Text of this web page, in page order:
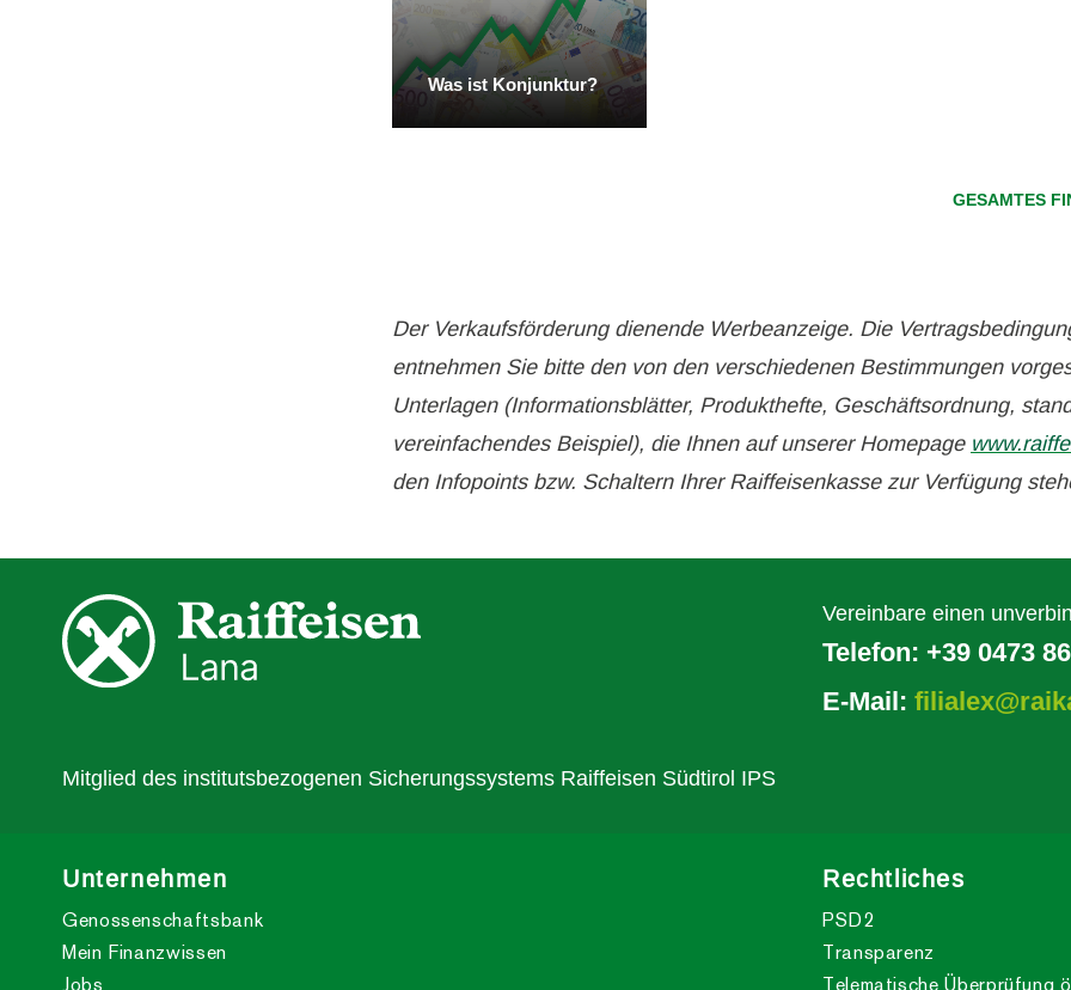
Was ist Konjunktur?
GESAMTES
Der Verkaufsförderung dienende Werbeanzeige. Die
entnehmen Sie bitte den von den verschiedenen Bestimmungen
Unterlagen (Informationsblätter, Produkthefte, Geschäftsordnung,
vereinfachendes Beispiel), die Ihnen auf unserer Homepage
den Infopoints bzw. Schaltern Ihrer Raiffeisenkasse zur Verfügung
Vereinbare einen
Telefon: +39 0473
E-Mail:
Mitglied des institutsbezogenen Sicherungssystems Raiffeisen Südtirol IPS
Unternehmen
Genossenschaftsbank
Mein Finanzwissen
Jobs
Rechtliches
PSD2
Transparenz
Telematische Überprüfung